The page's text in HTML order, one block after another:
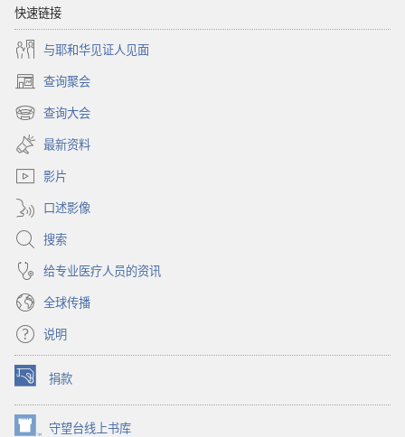
快速链接
与耶和华见证人见面
查询聚会
（打
开
新
窗
口）
查询大会
（打
开
新
窗
最新资料
影片
口述影像
搜索
给专业医疗人员的资讯
全球传播
说明
捐款
（打
开
新
守望台线上书库